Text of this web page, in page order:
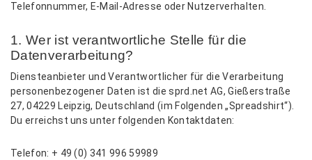
Telefonnummer, E-Mail-Adresse oder Nutzerverhalten.
1. Wer ist verantwortliche Stelle für die
Datenverarbeitung?
Diensteanbieter und Verantwortlicher für die Verarbeitung
personenbezogener Daten ist die sprd.net AG, Gießerstraße
27, 04229 Leipzig, Deutschland (im Folgenden „Spreadshirt“).
Du erreichst uns unter folgenden Kontaktdaten:
Telefon: + 49 (0) 341 996 59989